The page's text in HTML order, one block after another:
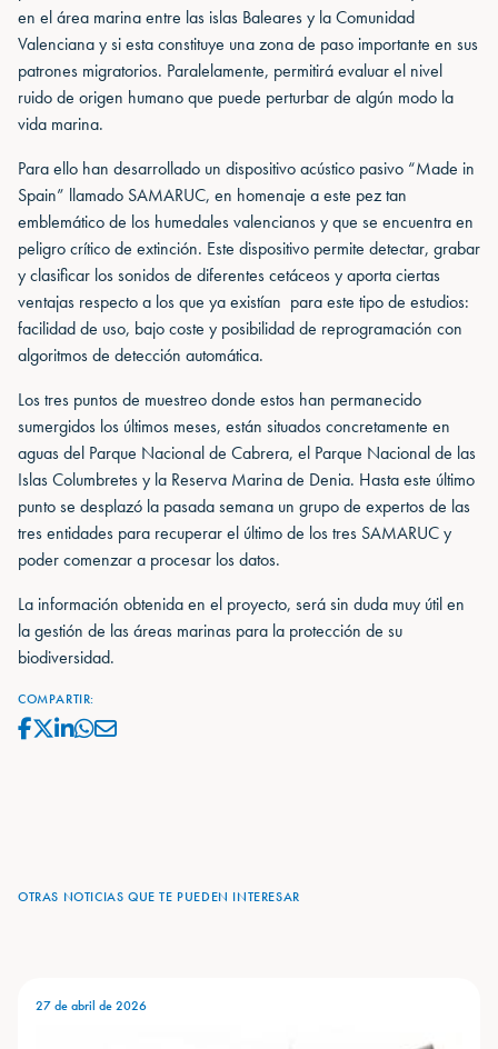
en el área marina entre las islas Baleares y la Comunidad
Valenciana y si esta constituye una zona de paso importante en sus
patrones migratorios. Paralelamente, permitirá evaluar el nivel
ruido de origen humano que puede perturbar de algún modo la
vida marina.
Para ello han desarrollado un dispositivo acústico pasivo “Made in
Spain” llamado SAMARUC, en homenaje a este pez tan
emblemático de los humedales valencianos y que se encuentra en
peligro crítico de extinción. Este dispositivo permite detectar, grabar
y clasificar los sonidos de diferentes cetáceos y aporta ciertas
ventajas respecto a los que ya existían para este tipo de estudios:
facilidad de uso, bajo coste y posibilidad de reprogramación con
algoritmos de detección automática.
Los tres puntos de muestreo donde estos han permanecido
sumergidos los últimos meses, están situados concretamente en
aguas del Parque Nacional de Cabrera, el Parque Nacional de las
Islas Columbretes y la Reserva Marina de Denia. Hasta este último
punto se desplazó la pasada semana un grupo de expertos de las
tres entidades para recuperar el último de los tres SAMARUC y
poder comenzar a procesar los datos.
La información obtenida en el proyecto, será sin duda muy útil en
la gestión de las áreas marinas para la protección de su
biodiversidad.
COMPARTIR:
OTRAS NOTICIAS QUE TE PUEDEN INTERESAR
27 de abril de 2026